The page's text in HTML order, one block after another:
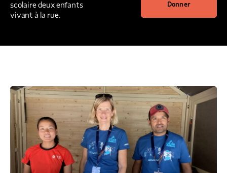
scolaire deux enfants
vivant à la rue.
Donner